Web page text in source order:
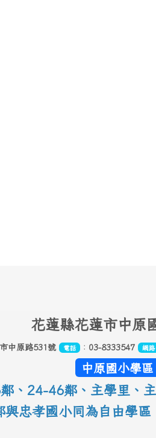
花蓮縣花蓮市中原
中原路531號 電話 ： 03-8333547 網
中原國小學區
、 24-46鄰、主學里、
與忠孝國小同為自由學區